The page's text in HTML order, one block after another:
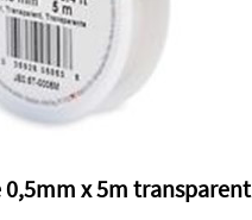
0,5mm x 5m transparent